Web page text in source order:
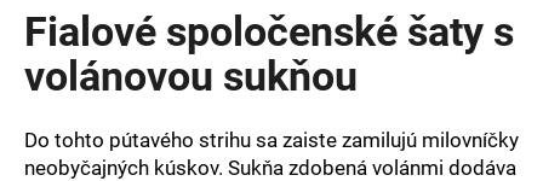
produktu
je
z
hviezdičiek.
Fialové spoločenské šaty s
volánovou sukňou
Do tohto pútavého strihu sa zaiste zamilujú milovníčky
neobyčajných kúskov. Sukňa zdobená volánmi dodáva